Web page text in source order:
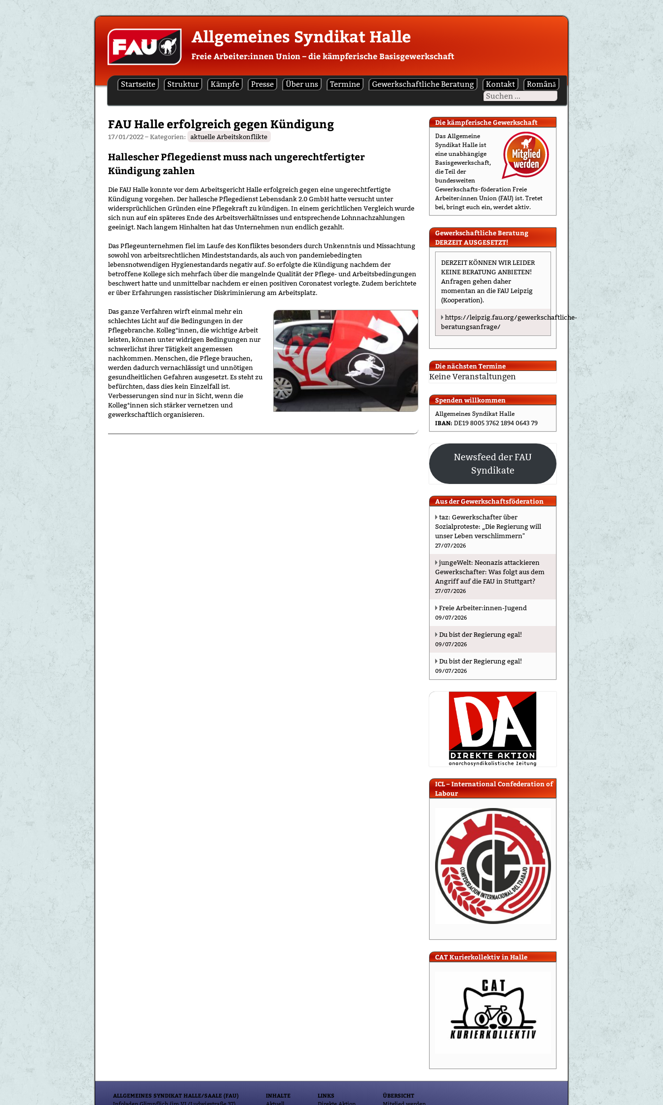
Skip
content
Allgemeines Syndikat Halle
Freie Arbeiter:innen Union – die kämpferische Basisgewerkschaft
Startseite Struktur Kämpfe Presse Über uns Termine Gewerkschaftliche Beratung Kontakt Română
FAU Halle erfolgreich gegen Kündigung
17/01/2022– Kategorien: aktuelle Arbeitskonflikte
Hallescher Pflegedienst muss nach ungerechtfertigter
Kündigung zahlen
Die FAU Halle konnte vor dem Arbeitsgericht Halle erfolgreich gegen eine ungerechtfertigte
Kündigung vorgehen. Der hallesche Pflegedienst Lebensdank 2.0 GmbH hatte versucht unter
widersprüchlichen Gründen eine Pflegekraft zu kündigen. In einem gerichtlichen Vergleich wurde
sich nun auf ein späteres Ende des Arbeitsverhältnisses und entsprechende Lohnnachzahlungen
geeinigt. Nach langem Hinhalten hat das Unternehmen nun endlich gezahlt.
Das Pflegeunternehmen fiel im Laufe des Konfliktes besonders durch Unkenntnis und Missachtung
sowohl von arbeitsrechtlichen Mindeststandards, als auch von pandemiebedingten
lebensnotwendigen Hygienestandards negativ auf. So erfolgte die Kündigung nachdem der
betroffene Kollege sich mehrfach über die mangelnde Qualität der Pflege- und Arbeitsbedingungen
beschwert hatte und unmittelbar nachdem er einen positiven Coronatest vorlegte. Zudem berichtete
er über Erfahrungen rassistischer Diskriminierung am Arbeitsplatz.
Das ganze Verfahren wirft einmal mehr ein
schlechtes Licht auf die Bedingungen in der
Pflegebranche. Kolleg*innen, die wichtige Arbeit
leisten, können unter widrigen Bedingungen nur
schwerlichst ihrer Tätigkeit angemessen
nachkommen. Menschen, die Pflege brauchen,
werden dadurch vernachlässigt und unnötigen
gesundheitlichen Gefahren ausgesetzt. Es steht zu
befürchten, dass dies kein Einzelfall ist.
Verbesserungen sind nur in Sicht, wenn die
Kolleg*innen sich stärker vernetzen und
gewerkschaftlich organisieren.
Die kämpferische Gewerkschaft
Das Allgemeine
Syndikat Halle ist
eine un­abhängige
Basis­gewerkschaft,
die Teil der
bundesweiten
Gewerkschafts-föderation Freie
Arbeiter:innen Union (FAU) ist. Tretet
bei, bringt euch ein, werdet aktiv.
Gewerkschaftliche Beratung
DERZEIT AUSGESETZT!
DERZEIT KÖNNEN WIR LEIDER
KEINE BERATUNG ANBIETEN!
Anfragen gehen daher
momentan an die FAU Leipzig
(Kooperation).
https://leipzig.fau.org/gewerkschaftliche-
beratungsanfrage/
Die nächsten Termine
Keine Veranstaltungen
Spenden willkommen
Allgemeines Syndikat Halle
IBAN: DE19 8005 3762 1894 0643 79
Newsfeed der FAU
Syndikate
Aus der Gewerkschaftsföderation
taz: Gewerkschafter über
Sozialproteste: „Die Regierung will
unser Leben verschlimmern"
27/07/2026
jungeWelt: Neonazis attackieren
Gewerkschafter: Was folgt aus dem
Angriff auf die FAU in Stuttgart?
27/07/2026
Freie Arbeiter:innen-Jugend
09/07/2026
Du bist der Regierung egal!
09/07/2026
Du bist der Regierung egal!
09/07/2026
ICL – International Confederation of
Labour
CAT Kurierkollektiv in Halle
ALLGEMEINES SYNDIKAT HALLE/SAALE (FAU) INHALTE LINKS ÜBERSICHT